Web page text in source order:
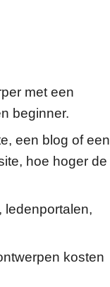
met een
beginner.
een blog of een
hoe hoger de
ledenportalen,
kosten